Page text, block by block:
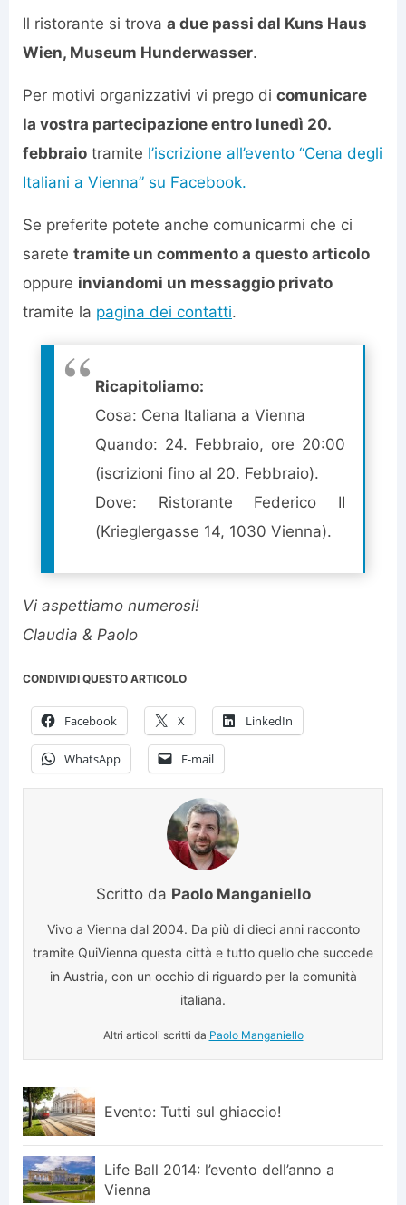
Il ristorante si trova a due passi dal Kuns Haus
Wien, Museum Hunderwasser.
Per motivi organizzativi vi prego di comunicare
la vostra partecipazione entro lunedì 20.
febbraio tramite l’iscrizione all’evento “Cena degli
Italiani a Vienna” su Facebook.
Se preferite potete anche comunicarmi che ci
sarete tramite un commento a questo articolo
oppure inviandomi un messaggio privato
tramite la pagina dei contatti.
Ricapitoliamo:
Cosa: Cena Italiana a Vienna
Quando: 24. Febbraio, ore 20:00
(iscrizioni fino al 20. Febbraio).
Dove: Ristorante Federico II
(Krieglergasse 14, 1030 Vienna).
Vi aspettiamo numerosi!
Claudia & Paolo
CONDIVIDI QUESTO ARTICOLO
Facebook X LinkedIn
WhatsApp E-mail
Scritto da Paolo Manganiello
Vivo a Vienna dal 2004. Da più di dieci anni racconto
tramite QuiVienna questa città e tutto quello che succede
in Austria, con un occhio di riguardo per la comunità
italiana.
Altri articoli scritti da Paolo Manganiello
Evento: Tutti sul ghiaccio!
Life Ball 2014: l’evento dell’anno a
Vienna